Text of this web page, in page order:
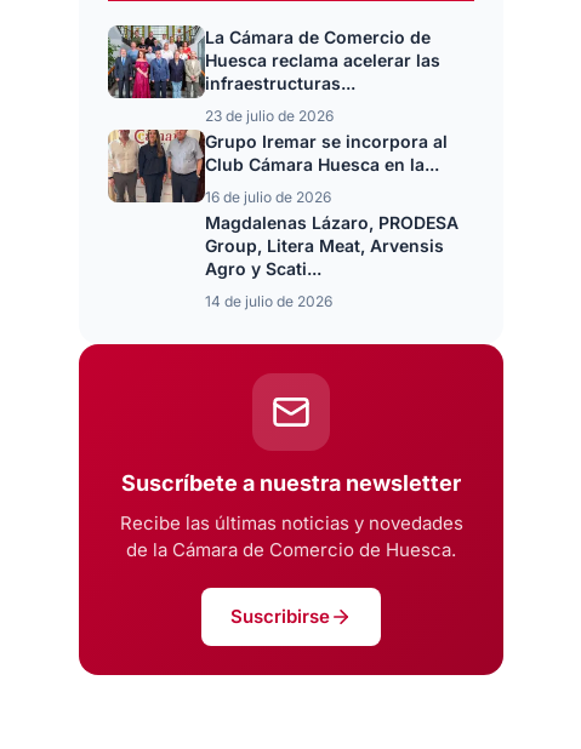
La Cámara de Comercio de
Huesca reclama acelerar las
infraestructuras...
23 de julio de 2026
Grupo Iremar se incorpora al
Club Cámara Huesca en la...
16 de julio de 2026
Magdalenas Lázaro, PRODESA
Group, Litera Meat, Arvensis
Agro y Scati...
14 de julio de 2026
Suscríbete a nuestra newsletter
Recibe las últimas noticias y novedades
de la Cámara de Comercio de Huesca.
Suscribirse